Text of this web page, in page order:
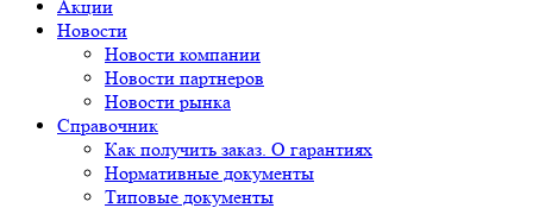
Акции
Новости
Новости компании
Новости партнеров
Новости рынка
Справочник
Как получить заказ. О гарантиях
Нормативные документы
Типовые документы